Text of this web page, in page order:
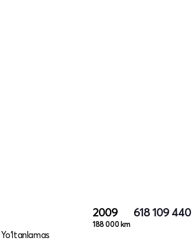
Yo‘ltanlamas
2009
188 000 km
618 109 440